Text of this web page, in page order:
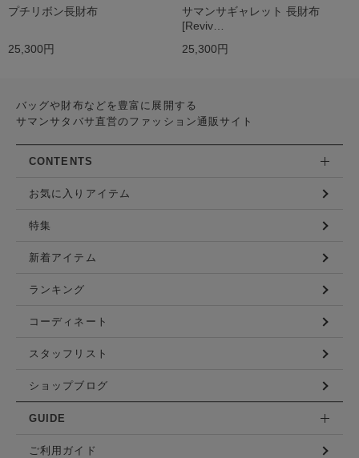
プチリボン長財布
25,300円
サマンサギャレット 長財布
[Reviv…
25,300円
バッグや財布などを豊富に展開する
サマンサタバサ直営のファッション通販サイト
CONTENTS
お気に入りアイテム
特集
新着アイテム
ランキング
コーディネート
スタッフリスト
ショップブログ
GUIDE
ご利用ガイド